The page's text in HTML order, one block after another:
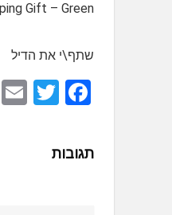
Gift – Green
שתף\י את הדיל
F
ce
b
T
תגובות